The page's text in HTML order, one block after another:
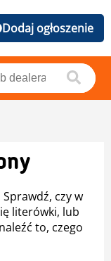
Dodaj ogłoszenie
czy w
literówki, lub
to, czego